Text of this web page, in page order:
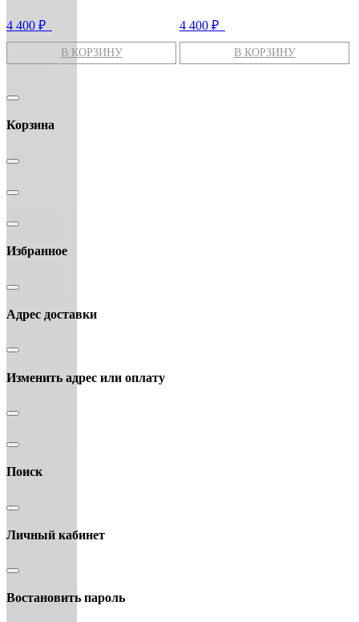
4 400 ₽
В КОРЗИНУ
4 400 ₽
В КОРЗИНУ
Корзина
Избранное
Адрес доставки
Изменить адрес или оплату
Поиск
Личный кабинет
Востановить пароль